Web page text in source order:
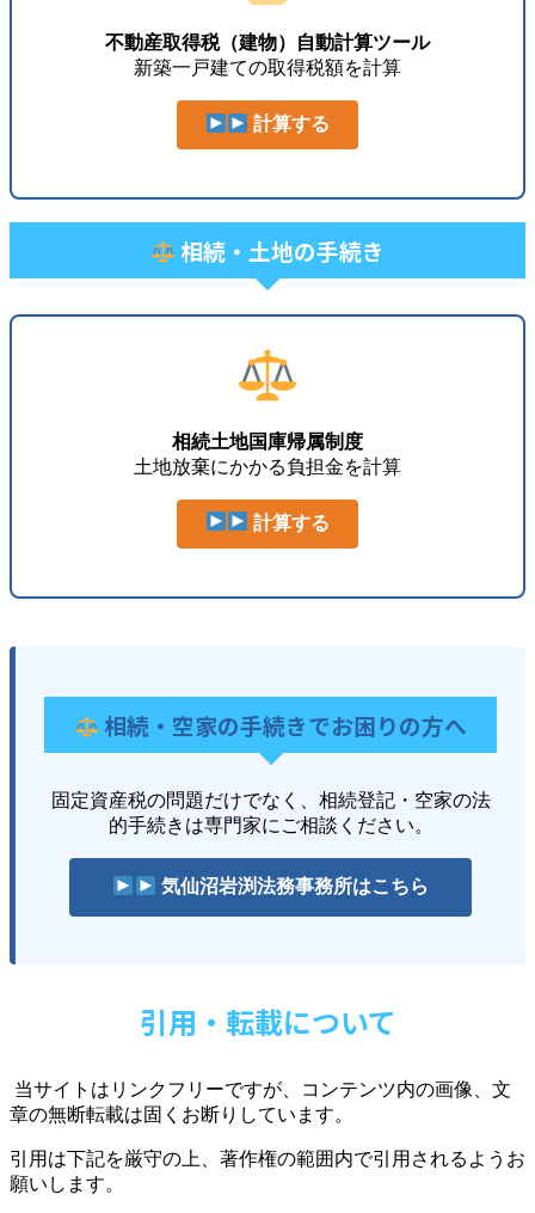
不動産取得税（建物）自動計算ツール
新築一戸建ての取得税額を計算
計算する
相続・土地の手続き
相続土地国庫帰属制度
土地放棄にかかる負担金を計算
計算する
相続・空家の手続きでお困りの方へ
固定資産税の問題だけでなく、相続登記・空家の法
的手続きは専門家にご相談ください。
気仙沼岩渕法務事務所はこちら
引用・転載について
当サイトはリンクフリーですが、コンテンツ内の画像、文
章の無断転載は固くお断りしています。
引用は下記を厳守の上、著作権の範囲内で引用されるようお
願いします。